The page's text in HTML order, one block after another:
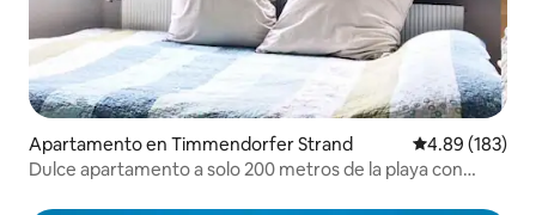
Apartamento en Timmendorfer Strand Calificación
4.89 (183)
Dulce apartamento a solo 200 metros de la playa con